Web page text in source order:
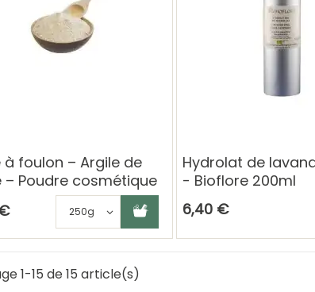
à foulon – Argile de
– Poudre cosmétique
Choisissez une déclinaison
Ajouter au panier
Hydrolat de
- Bioflore 200ml
6,40 €
1-15 de 15 article(s)